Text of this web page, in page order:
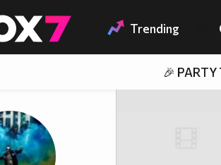
Trending
🎉 PARTY